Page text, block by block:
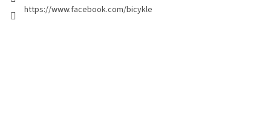
https://www.facebook.com/bicykle